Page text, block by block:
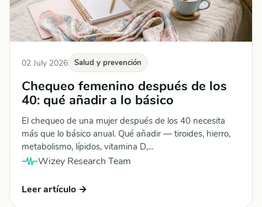
02 July 2026 Salud y prevención
Chequeo femenino después de los
40: qué añadir a lo básico
El chequeo de una mujer después de los 40 necesita
más que lo básico anual. Qué añadir — tiroides, hierro,
metabolismo, lípidos, vitamina D,...
Wizey Research Team
Leer artículo →